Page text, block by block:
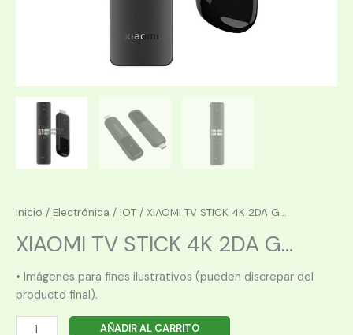
Inicio / Electrónica / IOT / XIAOMI TV STICK 4K 2DA G...
XIAOMI TV STICK 4K 2DA G...
• Imágenes para fines ilustrativos (pueden discrepar del
producto final).
XIAOMI
AÑADIR AL CARRITO